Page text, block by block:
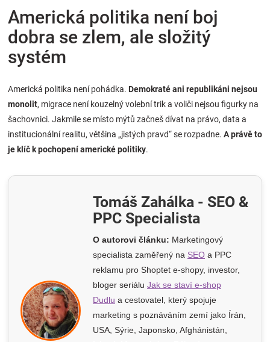
Americká politika není boj
dobra se zlem, ale složitý
systém
Americká politika není pohádka. Demokraté ani republikáni nejsou
monolit, migrace není kouzelný volební trik a voliči nejsou figurky na
šachovnici. Jakmile se místo mýtů začneš dívat na právo, data a
institucionální realitu, většina „jistých pravd“ se rozpadne. A právě to
je klíč k pochopení americké politiky.
Tomáš Zahálka - SEO &
PPC Specialista
O autorovi článku: Marketingový
specialista zaměřený na SEO a PPC
reklamu pro Shoptet e-shopy, investor,
bloger seriálu Jak se staví e-shop
Dudlu a cestovatel, který spojuje
marketing s poznáváním zemí jako Írán,
USA, Sýrie, Japonsko, Afghánistán,